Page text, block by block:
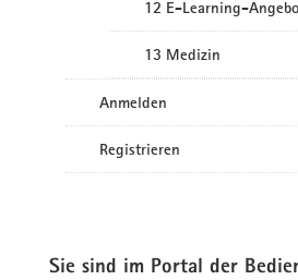
12 E-Learning-
13 Medizin
Anmelden
Registrieren
Sie sind im Portal der